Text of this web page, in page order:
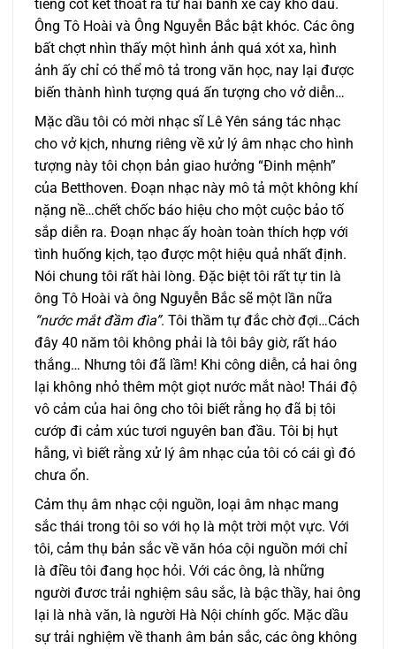
tiếng cót két thoát ra từ hai bánh xe cây khô dầu.
Ông Tô Hoài và Ông Nguyễn Bắc bật khóc. Các ông
bất chợt nhìn thấy một hình ảnh quá xót xa, hình
ảnh ấy chỉ có thể mô tả trong văn học, nay lại được
biến thành hình tượng quá ấn tượng cho vở diễn…
Mặc dầu tôi có mời nhạc sĩ Lê Yên sáng tác nhạc
cho vở kịch, nhưng riêng về xử lý âm nhạc cho hình
tượng này tôi chọn bản giao hưởng “Đinh mệnh”
của Betthoven. Đoạn nhạc này mô tả một không khí
nặng nề…chết chốc báo hiệu cho một cuộc bảo tố
sắp diễn ra. Đoạn nhạc ấy hoàn toàn thích hợp với
tình huống kịch, tạo được một hiệu quả nhất định.
Nói chung tôi rất hài lòng. Đặc biệt tôi rất tự tin là
ông Tô Hoài và ông Nguyễn Bắc sẽ một lần nữa
“nước mắt đầm đìa”. Tôi thầm tự đắc chờ đợi…Cách
đây 40 năm tôi không phải là tôi bây giờ, rất háo
thắng… Nhưng tôi đã lầm! Khi công diễn, cả hai ông
lại không nhỏ thêm một giọt nước mắt nào! Thái độ
vô cảm của hai ông cho tôi biết rằng họ đã bị tôi
cướp đi cảm xúc tươi nguyên ban đầu. Tôi bị hụt
hẫng, vì biết rằng xử lý âm nhạc của tôi có cái gì đó
chưa ổn.
Cảm thụ âm nhạc cội nguồn, loại âm nhạc mang
sắc thái trong tôi so với họ là một trời một vực. Với
tôi, cảm thụ bản sắc về văn hóa cội nguồn mới chỉ
là đỉều tôi đang học hỏi. Với các ông, là những
người đươc trải nghiệm sâu sắc, là bậc thầy, hai ông
lại là nhà văn, là người Hà Nội chính gốc. Mặc dầu
sự trải nghiệm về thanh âm bản sắc, các ông không